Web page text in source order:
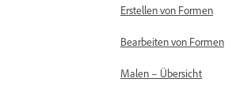
Erstellen von Formen
Bearbeiten von Formen
Malen – Übersicht